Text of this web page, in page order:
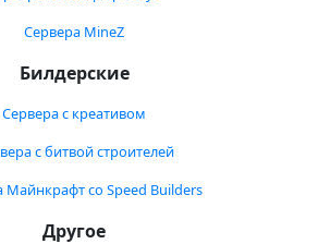
Сервера MineZ
Билдерские
Сервера с креативом
с битвой строителей
Майнкрафт со Speed Builders
Другое